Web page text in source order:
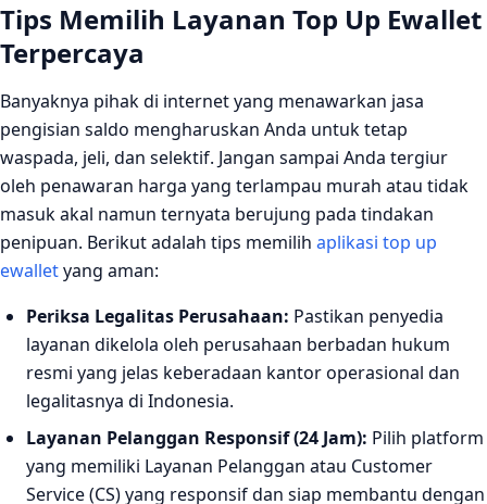
Tips Memilih Layanan Top Up Ewallet
Terpercaya
Banyaknya pihak di internet yang menawarkan jasa
pengisian saldo mengharuskan Anda untuk tetap
waspada, jeli, dan selektif. Jangan sampai Anda tergiur
oleh penawaran harga yang terlampau murah atau tidak
masuk akal namun ternyata berujung pada tindakan
penipuan. Berikut adalah tips memilih aplikasi top up
ewalletyang aman:
Periksa Legalitas Perusahaan: Pastikan penyedia
layanan dikelola oleh perusahaan berbadan hukum
resmi yang jelas keberadaan kantor operasional dan
legalitasnya di Indonesia.
Layanan Pelanggan Responsif (24 Jam): Pilih platform
yang memiliki Layanan Pelanggan atau Customer
Service (CS) yang responsif dan siap membantu dengan